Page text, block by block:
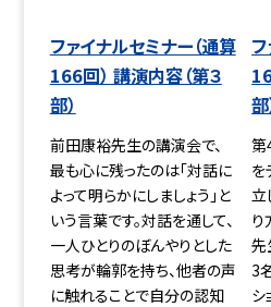
ファイナルセミナー（通算
166回） 講演内容（第３
部）
前田康裕先生の講演会で、
最も心に残ったのは「対話に
よって明らかにしましょう」と
いう言葉です。対話を通して、
一人ひとりのぼんやりとした
思考が輪郭を持ち、他者の声
に触れることで自分の認知
部
第
を
立
り
先
3
シ